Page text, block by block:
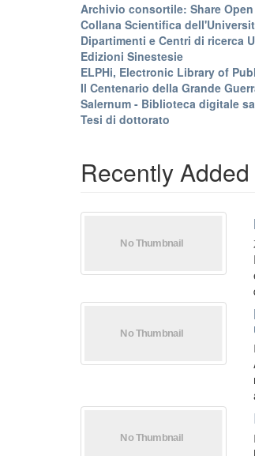
Archivio consortile: Share Open
Collana Scientifica
Dipartimenti e Centri di ricerca
Edizioni Sinestesie
ELPHi, Electronic Library of
Il Centenario della Grande
Salernum - Biblioteca digitale
Tesi di dottorato
Recently Added